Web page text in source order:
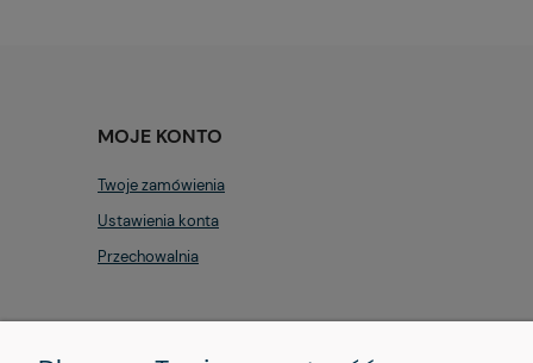
MOJE KONTO
Twoje zamówienia
Ustawienia konta
Przechowalnia